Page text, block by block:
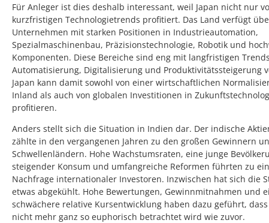
Für Anleger ist dies deshalb interessant, weil Japan nicht nur
kurzfristigen Technologietrends profitiert. Das Land verfügt
Unternehmen mit starken Positionen in Industrieautomation,
Spezialmaschinenbau, Präzisionstechnologie, Robotik und
Komponenten. Diese Bereiche sind eng mit langfristigen
Automatisierung, Digitalisierung und Produktivitätssteigerung
Japan kann damit sowohl von einer wirtschaftlichen
Inland als auch von globalen Investitionen in
profitieren.
Anders stellt sich die Situation in Indien dar. Der indische
zählte in den vergangenen Jahren zu den großen Gewinnern
Schwellenländern. Hohe Wachstumsraten, eine junge
steigender Konsum und umfangreiche Reformen führten zu
Nachfrage internationaler Investoren. Inzwischen hat sich die
etwas abgekühlt. Hohe Bewertungen, Gewinnmitnahmen und
schwächere relative Kursentwicklung haben dazu geführt,
nicht mehr ganz so euphorisch betrachtet wird wie zuvor.